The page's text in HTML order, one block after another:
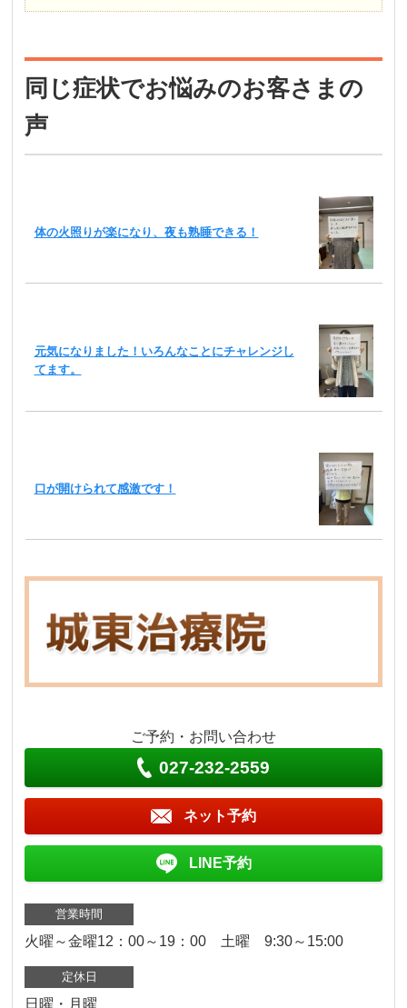
同じ症状でお悩みのお客さまの
声
体の火照りが楽になり、夜も熟睡できる！
元気になりました！いろんなことにチャレンジし
てます。
口が開けられて感激です！
ご予約・お問い合わせ
027-232-2559
ネット予約
LINE予約
営業時間
火曜～金曜12：00～19：00 土曜 9:30～15:00
定休日
日曜・月曜